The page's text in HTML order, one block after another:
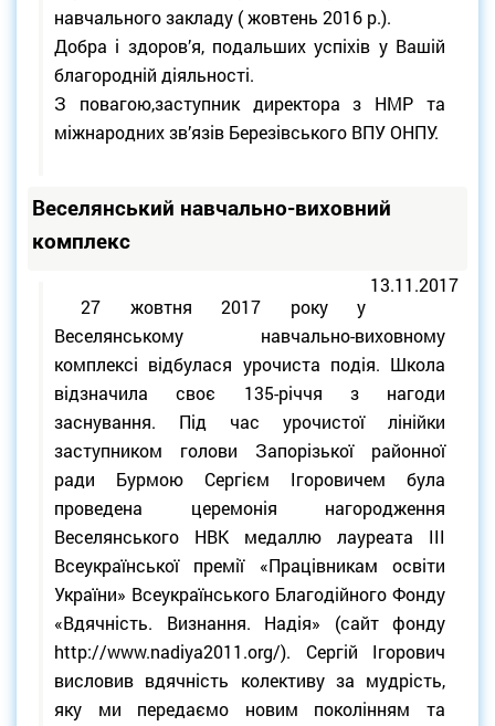
навчального закладу ( жовтень 2016 р.).
Добра і здоров’я, подальших успіхів у Вашій
благородній діяльності.
З повагою,заступник директора з НМР та
міжнародних зв’язів Березівського ВПУ ОНПУ.
Веселянський навчально-виховний
комплекс
13.11.2017
27 жовтня 2017 року у
Веселянському навчально-виховному
комплексі відбулася урочиста подія. Школа
відзначила своє 135-річчя з нагоди
заснування. Під час урочистої лінійки
заступником голови Запорізької районної
ради Бурмою Сергієм Ігоровичем була
проведена церемонія нагородження
Веселянського НВК медаллю лауреата ІІІ
Всеукраїнської премії «Працівникам освіти
України» Всеукраїнського Благодійного Фонду
«Вдячність. Визнання. Надія» (сайт фонду
http://www.nadiya2011.org/). Сергій Ігорович
висловив вдячність колективу за мудрість,
яку ми передаємо новим поколінням та